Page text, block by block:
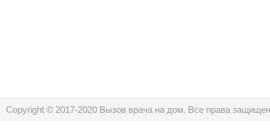
Copyright © 2017-2020 Вызов врача на дом. Все права